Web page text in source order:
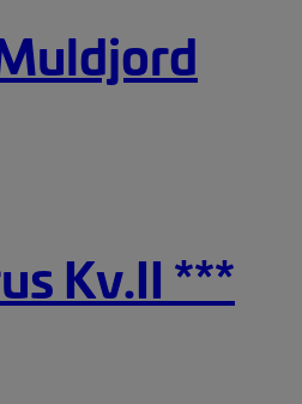
Kv.II ***